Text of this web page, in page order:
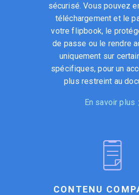
sécurisé. Vous pouvez
téléchargement et le
votre flipbook, le
de passe ou le rendre
uniquement sur
spécifiques, pour un
plus restreint au
En savoir plus
CONTENU